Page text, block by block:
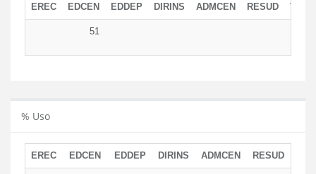
EREC EDCEN EDDEP DIRINS ADMCEN RESUD
51
% Uso
EREC EDCEN EDDEP DIRINS ADMCEN RESUD